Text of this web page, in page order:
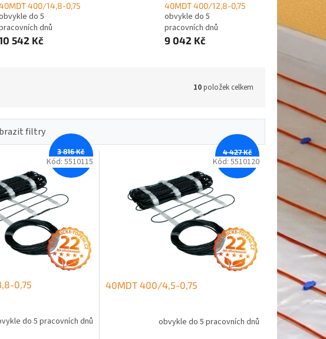
400/14,8-0,75
do 5
dnů
542 Kč
40MDT 400/12,8-0,75
obvykle do 5
pracovních dnů
9 042 Kč
10položek celkem
filtry
3 816 Kč
–12 %
0,75
do 5 pracovních dnů
Kód: 5510115
4 427 Kč
–11 %
40MDT 400/4,5-0,75
obvykle do 5 pracovních dnů
Kód: 5510120